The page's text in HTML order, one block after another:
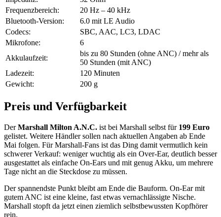
Frequenzbereich:
20 Hz – 40 kHz
Bluetooth-Version:
6.0 mit LE Audio
Codecs:
SBC, AAC, LC3, LDAC
Mikrofone:
6
Akkulaufzeit:
bis zu 80 Stunden (ohne ANC) / mehr als
50 Stunden (mit ANC)
Ladezeit:
120 Minuten
Gewicht:
200 g
Preis und Verfügbarkeit
DerMarshall Milton A.N.C. ist bei Marshall selbst für 199 Euro
gelistet. Weitere Händler sollen nach aktuellen Angaben ab Ende
Mai folgen. Für Marshall-Fans ist das Ding damit vermutlich kein
schwerer Verkauf: weniger wuchtig als ein Over-Ear, deutlich besser
ausgestattet als einfache On-Ears und mit genug Akku, um mehrere
Tage nicht an die Steckdose zu müssen.
Der spannendste Punkt bleibt am Ende die Bauform. On-Ear mit
gutem ANC ist eine kleine, fast etwas vernachlässigte Nische.
Marshall stopft da jetzt einen ziemlich selbstbewussten Kopfhörer
rein.